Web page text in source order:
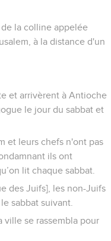
la colline appelée
à la distance d'un
et arrivèrent à Antioche
le jour du sabbat et
et leurs chefs n'ont pas
ils ont
lit chaque sabbat.
des Juifs], les non-Juifs
sabbat suivant.
ville se rassembla pour